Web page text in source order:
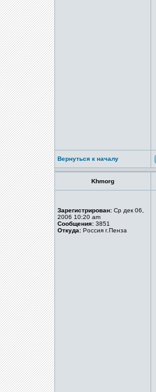
Вернуться к началу
Khmorg
Зарегистрирован: Ср дек 06,
2006 10:20 am
Сообщения: 3851
Откуда: Россия г.Пенза